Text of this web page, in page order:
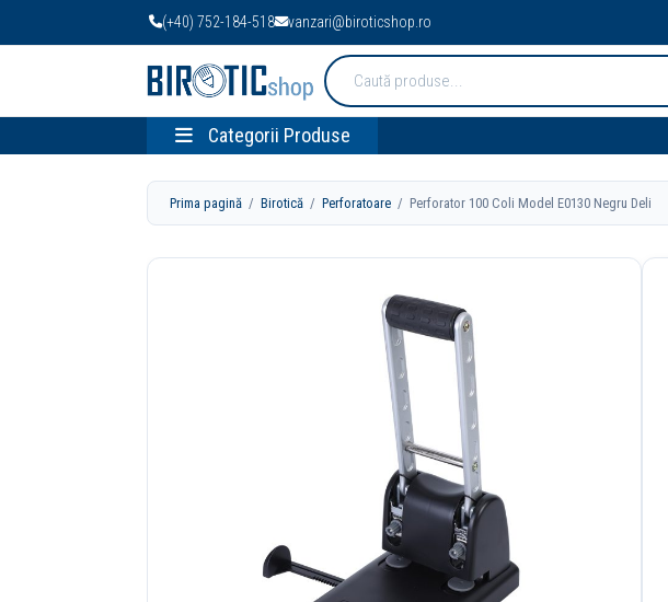
(+40) 752-184-518 vanzari@biroticshop.ro
Cauta
produse:
Categorii Produse
Prima pagină /Birotică /Perforatoare / Perforator 100 Coli Model E0130 Negru Deli